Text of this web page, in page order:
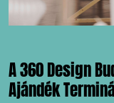
A 360 Design
Ajándék